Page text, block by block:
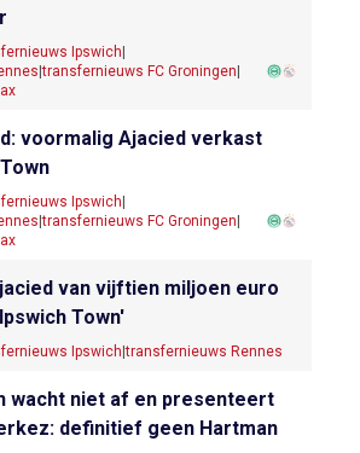
Ipswich
|transfernieuws FC Groningen
voormalig Ajacied verkast
Ipswich
|transfernieuws FC Groningen
van vijftien miljoen euro
Town'
Ipswich |transfernieuws Rennes
wacht niet af en presenteert
definitief geen Hartman